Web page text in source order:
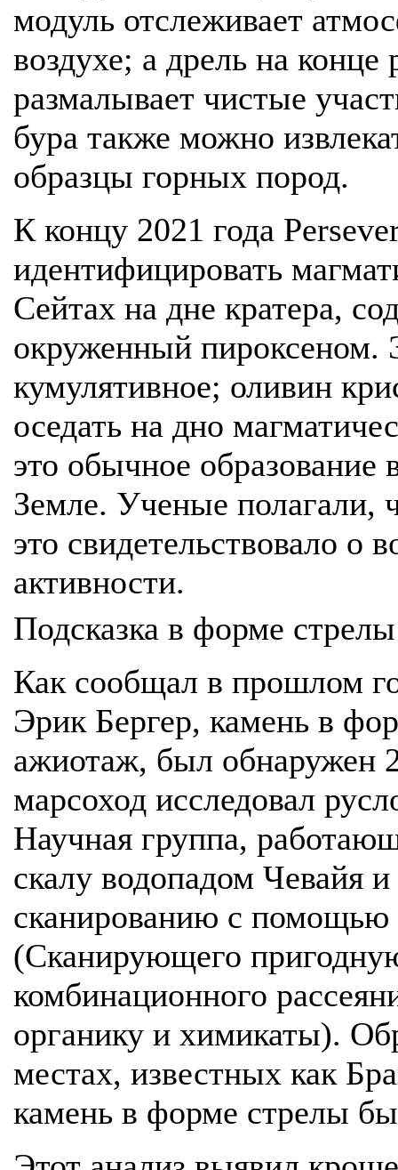
модуль отслеживает
воздухе; а дрель на
размалывает чистые
бура также можно
образцы горных пород.
К концу 2021 года
идентифицировать
Сейтах на дне кратера,
окруженный пироксеном.
кумулятивное; оливин
оседать на дно
это обычное образование
Земле. Ученые полагали,
это свидетельствовало о
активности.
Подсказка в форме стрелы
Как сообщал в прошлом
Эрик Бергер, камень в
ажиотаж, был обнаружен
марсоход исследовал
Научная группа,
скалу водопадом Чевайя
сканированию с помощью
(Сканирующего
комбинационного
органику и химикаты).
местах, известных как
камень в форме стрелы